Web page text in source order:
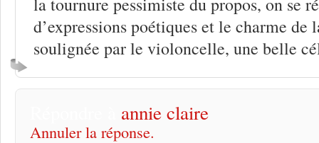
d’expressions poétiques et le charme de
soulignée par le violoncelle, une belle
annie claire
Annuler la réponse.